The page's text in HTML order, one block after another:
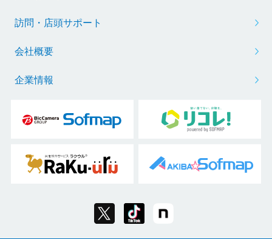
訪問・店頭サポート
会社概要
企業情報